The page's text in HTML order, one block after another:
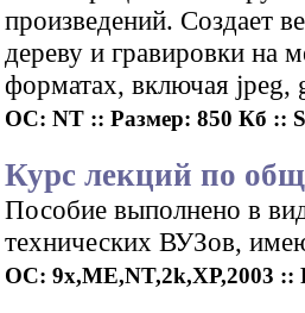
произведений. Создает
дереву и гравировки на
форматах, включая
ОС: NT :: Размер: 850 Кб ::
Курс лекций по
Пособие выполнено в
технических ВУЗов,
ОС: 9x,ME,NT,2k,XP,2003 ::